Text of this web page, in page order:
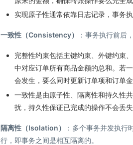
实现原子性通常依靠日志记录，事务
一致性（Consistency） ：事务执行前后
完整性约束包括主键约束、外键约束
中对应订单所有商品金额的总和。若
会发生，要么同时更新订单项和订单金
一致性是由原子性、隔离性和持久性
扰，持久性保证已完成的操作不会丢失
隔离性（Isolation）
：多个事务并发执行
行，即事务之间是相互隔离的。